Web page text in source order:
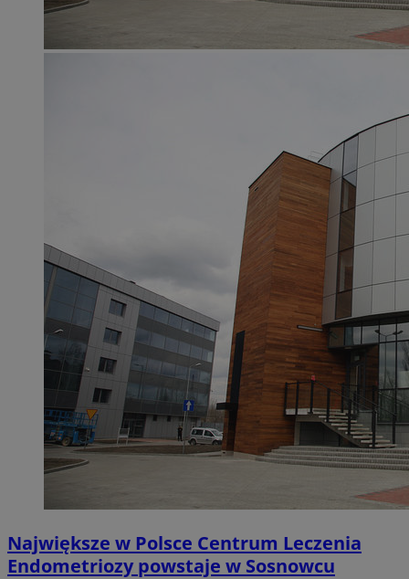
Największe w Polsce Centrum Leczenia
Endometriozy powstaje w Sosnowcu